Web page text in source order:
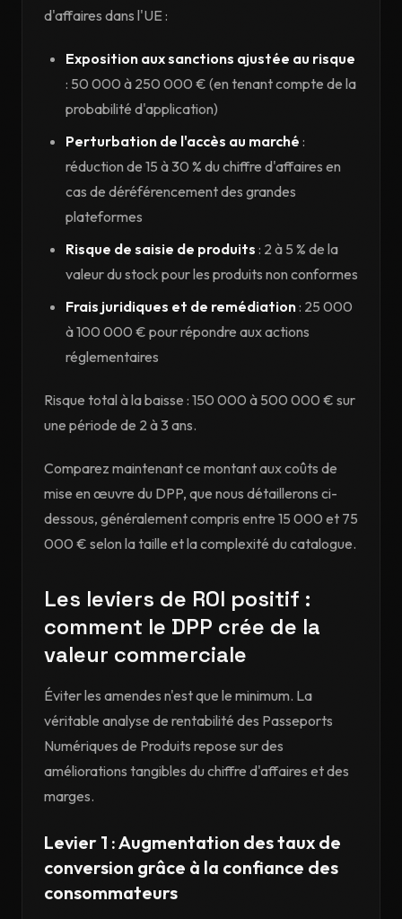
d'affaires dans l'UE :
Exposition aux sanctions ajustée au risque
: 50 000 à 250 000 € (en tenant compte de la
probabilité d'application)
Perturbation de l'accès au marché :
réduction de 15 à 30 % du chiffre d'affaires en
cas de déréférencement des grandes
plateformes
Risque de saisie de produits : 2 à 5 % de la
valeur du stock pour les produits non conformes
Frais juridiques et de remédiation: 25 000
à 100 000 € pour répondre aux actions
réglementaires
Risque total à la baisse : 150 000 à 500 000 € sur
une période de 2 à 3 ans.
Comparez maintenant ce montant aux coûts de
mise en œuvre du DPP, que nous détaillerons ci-
dessous, généralement compris entre 15 000 et 75
000 € selon la taille et la complexité du catalogue.
Les leviers de ROI positif :
comment le DPP crée de la
valeur commerciale
Éviter les amendes n'est que le minimum. La
véritable analyse de rentabilité des Passeports
Numériques de Produits repose sur des
améliorations tangibles du chiffre d'affaires et des
marges.
Levier 1 : Augmentation des taux de
conversion grâce à la confiance des
consommateurs